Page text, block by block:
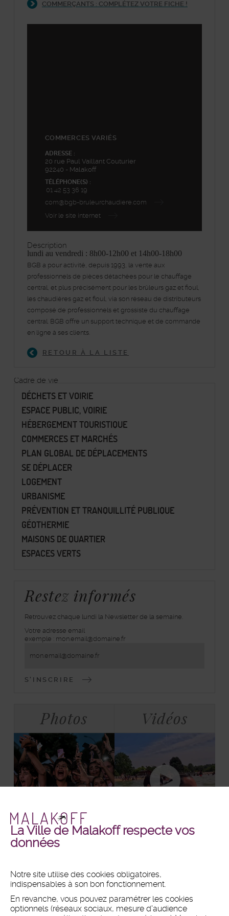
La Ville de Malakoff respecte vos
données
Notre site utilise des cookies obligatoires,
indispensables à son bon fonctionnement.
En revanche, vous pouvez paramétrer les cookies
optionnels (réseaux sociaux, mesure d'audience
COMMERÇANTS : COMPLÉTEZ VOTRE FICHE !
COMMERCES VARIÉS
ADRESSE :
20 rue Paul Vaillant Couturier
92240 - Malakoff
TÉLÉPHONE(S) :
01 42 53 36 19
com@bgb-bruleurchaudiere.com
Voir le site internet
Description
lundi au vendredi : 8h00-12h00 et 14h00-18h00
BGB a pour activité, depuis 1993, la vente aux
professionnels de pièces détachées pour le chauffage
central, et plus précisément pour les brûleurs gaz et fioul,
les chaudières gaz et fioul, via son réseau de distributeurs
composé de professionnels et grossiste du chauffage
central. BGB offre un support technique et de commande
en ligne à ses clients.
RETOUR À LA LISTE
Cadre de vie
DÉCHETS ET VOIRIE
ESPACE PUBLIC, VOIRIE
HÉBERGEMENT TOURISTIQUE
COMMERCES ET MARCHÉS
PLAN GLOBAL DE DÉPLACEMENTS
SE DÉPLACER
LOGEMENT
URBANISME
PRÉVENTION ET TRANQUILLITÉ PUBLIQUE
GÉOTHERMIE
MAISONS DE QUARTIER
ESPACES VERTS
Restez informés
Retrouvez chaque lundi la Newsletter de la semaine.
inscrivez-
vous
lettre
Votre adresse email
exemple : mon.email@domaine.fr
Photos Vidéos
Malakoff
en
+ DE PHOTOS
Malakoff
+ DE VIDÉOS
MAIRIE
Hôtel de ville